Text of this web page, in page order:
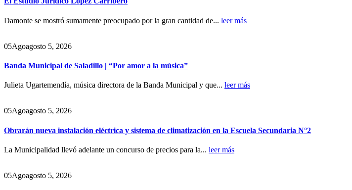
Damonte se mostró sumamente preocupado por la gran cantidad de... leer más
05Agoagosto 5, 2026
Banda Municipal de Saladillo | “Por amor a la música”
Julieta Ugartemendía, música directora de la Banda Municipal y que... leer más
05Agoagosto 5, 2026
Obrarán nueva instalación eléctrica y sistema de climatización en la Escuela Secundaria N°2
La Municipalidad llevó adelante un concurso de precios para la... leer más
05Agoagosto 5, 2026